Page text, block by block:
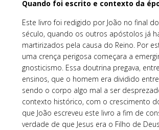
Quando foi escrito e contexto da
Este livro foi redigido por João no final
século, quando os outros apóstolos já
martirizados pela causa do Reino. Por
uma crença perigosa começara a
gnosticismo. Essa doutrina pregava,
ensinos, que o homem era dividido
sendo o corpo algo mal a ser
contexto histórico, com o crescimento
que João escreveu este livro a fim de
verdade de que Jesus era o Filho de